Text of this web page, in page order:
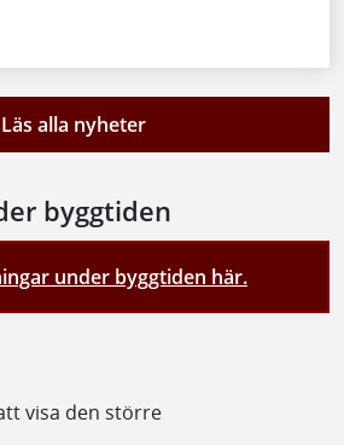
Läs alla nyheter
byggtiden
under byggtiden här.
visa den större